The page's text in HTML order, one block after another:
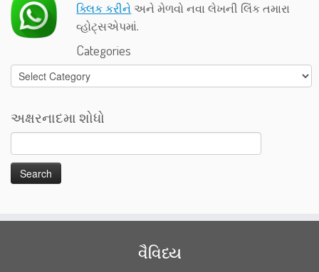
ક્લિક કરીને અને મેળવો નવા લેખની લિંક તમારા
વ્હોટ્સએપમાં.
Categories
Categories
અક્ષરનાદમા શોધો
વૈવિધ્ય